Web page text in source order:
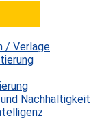
/ Verlage
Nachhaltigkeit
hat
von